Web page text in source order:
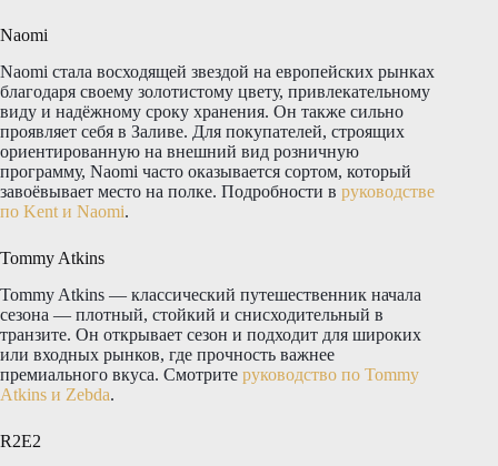
Naomi
Naomi стала восходящей звездой на европейских рынках
благодаря своему золотистому цвету, привлекательному
виду и надёжному сроку хранения. Он также сильно
проявляет себя в Заливе. Для покупателей, строящих
ориентированную на внешний вид розничную
программу, Naomi часто оказывается сортом, который
завоёвывает место на полке. Подробности в руководстве
по Kent и Naomi.
Tommy Atkins
Tommy Atkins — классический путешественник начала
сезона — плотный, стойкий и снисходительный в
транзите. Он открывает сезон и подходит для широких
или входных рынков, где прочность важнее
премиального вкуса. Смотрите руководство по Tommy
Atkins и Zebda.
R2E2